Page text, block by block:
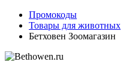
Промокоды
Товары для животных
Бетховен Зоомагазин